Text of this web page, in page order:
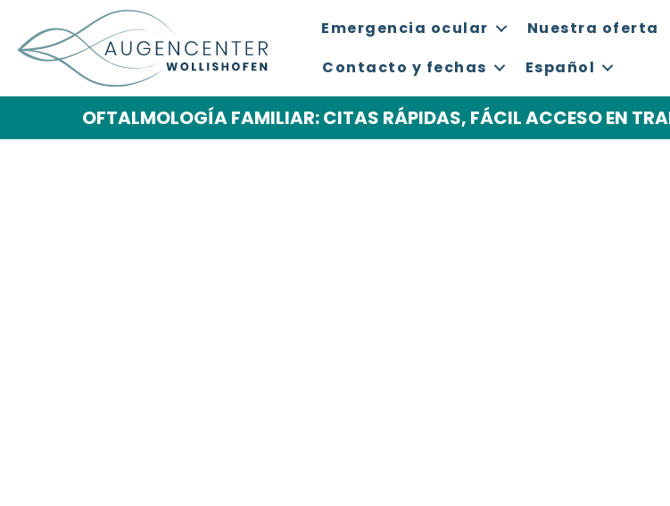
Emergencia ocular Nuestra oferta
Contacto y fechas
Español
OFTALMOLOGÍA FAMILIAR: CITAS RÁPIDAS, FÁCIL ACCESO EN